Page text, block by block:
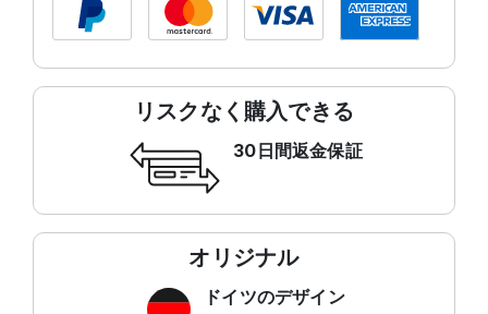
リスクなく購入できる
30日間返金保証
オリジナル
ドイツのデザイン